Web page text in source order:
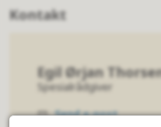
Kontakt
Egil Ørjan
Spesialrådgiver
Send e-post